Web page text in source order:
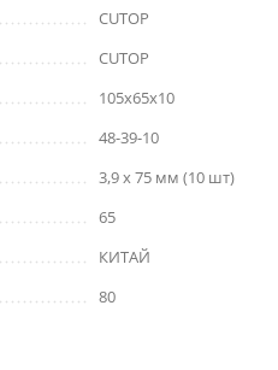
CUTOP
CUTOP
105x65x10
48-39-10
3,9 x 75 мм (10 шт)
65
КИТАЙ
80